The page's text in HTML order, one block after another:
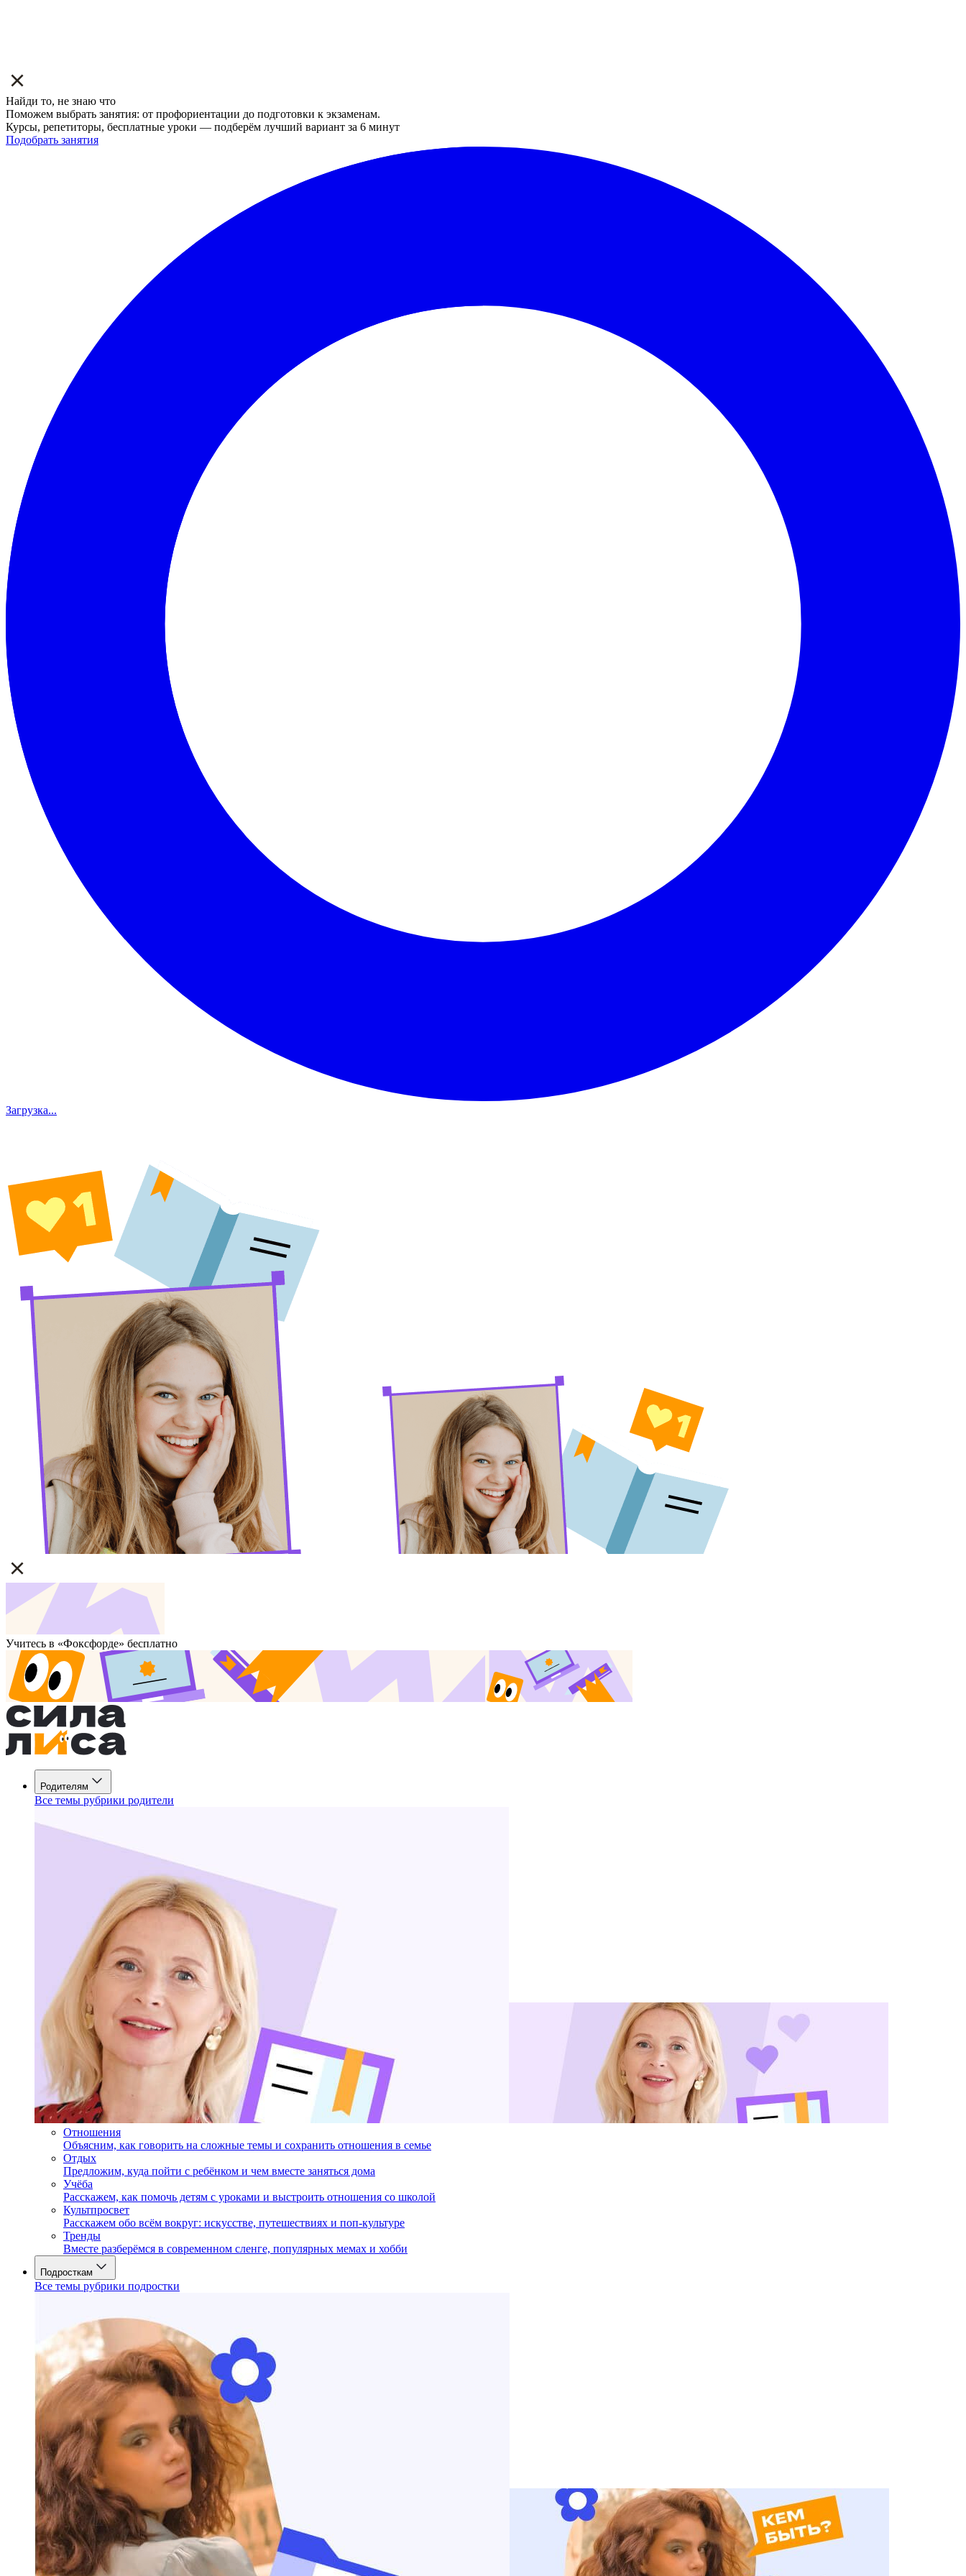
Найди то, не знаю что
Поможем выбрать занятия: от профориентации до подготовки к экзаменам.
Курсы, репетиторы, бесплатные уроки — подберём лучший вариант за 6 минут
Подобрать занятия
Загрузка...
Учитесь в «Фоксфорде» бесплатно
Родителям
Все темы рубрики родители
Отношения
Объясним, как говорить на сложные темы и сохранить отношения в семье
Отдых
Предложим, куда пойти с ребёнком и чем вместе заняться дома
Учёба
Расскажем, как помочь детям с уроками и выстроить отношения со школой
Культпросвет
Расскажем обо всём вокруг: искусстве, путешествиях и поп-культуре
Тренды
Вместе разберёмся в современном сленге, популярных мемах и хобби
Подросткам
Все темы рубрики подростки